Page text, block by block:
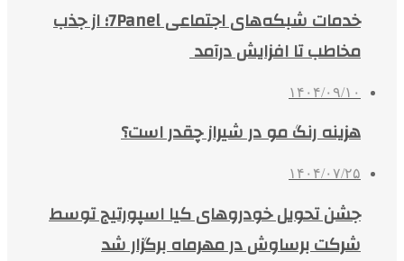
خدمات شبکه‌های اجتماعی 7Panel؛ از جذب
مخاطب تا افزایش درآمد
۱۴۰۴/۰۹/۱۰
هزینه رنگ مو در شیراز چقدر است؟
۱۴۰۴/۰۷/۲۵
جشن تحویل خودروهای کیا اسپورتیج توسط
شرکت برساوش در مهرماه برگزار شد